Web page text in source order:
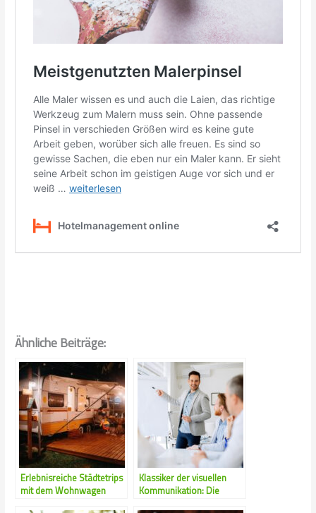
Ähnliche Beiträge:
Erlebnisreiche Städtetrips
mit dem Wohnwagen
Klassiker der visuellen
Kommunikation: Die